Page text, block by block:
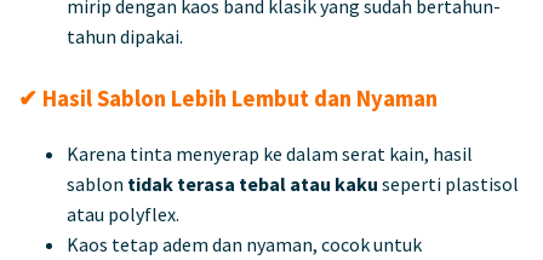
mirip dengan kaos band klasik yang sudah bertahun-
tahun dipakai.
✔ Hasil Sablon Lebih Lembut dan Nyaman
Karena tinta menyerap ke dalam serat kain, hasil
sablon tidak terasa tebal atau kaku seperti plastisol
atau polyflex.
Kaos tetap adem dan nyaman, cocok untuk